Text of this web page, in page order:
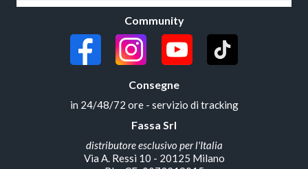
Community
Consegne
in 24/48/72 ore - servizio di tracking
Fassa Srl
distributore esclusivo per l'Italia
Via A. Ressi 10 - 20125 Milano